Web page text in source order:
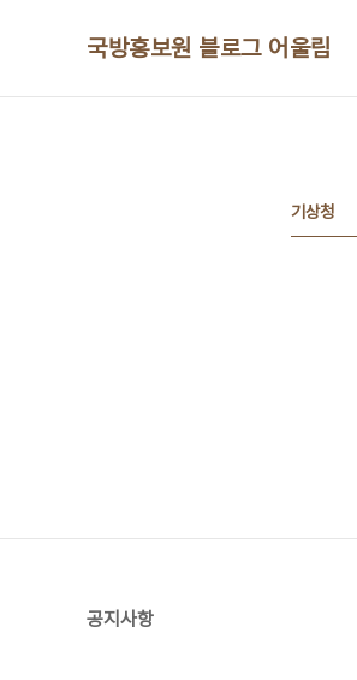
국방홍보원 블로그 어울림
기상청
공지사항